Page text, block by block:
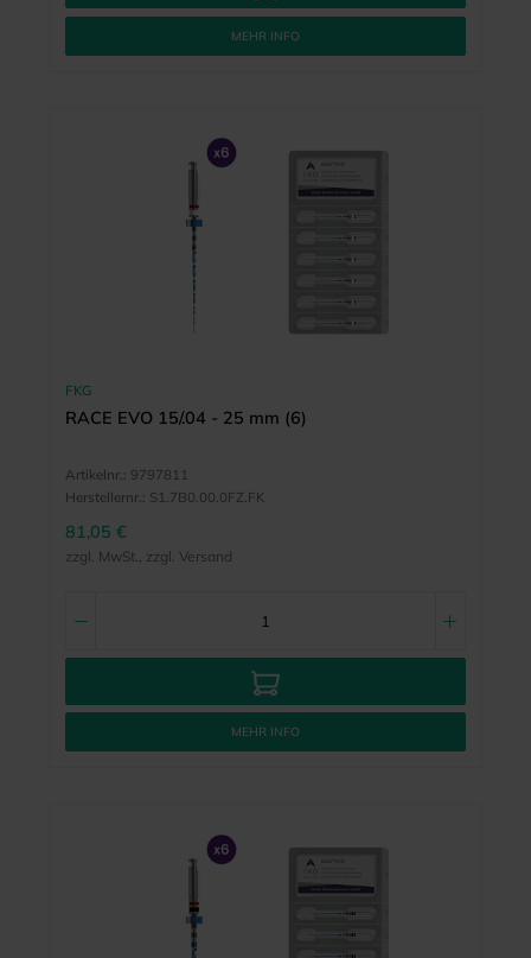
MEHR INFO
FKG
RACE EVO 15/.04 - 25 mm (6)
Artikelnr.: 9797811
Herstellernr.: S1.7B0.00.0FZ.FK
81,05 €
zzgl. MwSt., zzgl. Versand
MEHR INFO